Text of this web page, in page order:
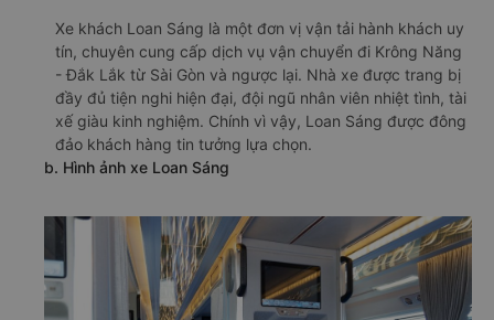
Xe khách Loan Sáng là một đơn vị vận tải hành khách uy
tín, chuyên cung cấp dịch vụ vận chuyển đi Krông Năng
- Đắk Lắk từ Sài Gòn và ngược lại. Nhà xe được trang bị
đầy đủ tiện nghi hiện đại, đội ngũ nhân viên nhiệt tình, tài
xế giàu kinh nghiệm. Chính vì vậy, Loan Sáng được đông
đảo khách hàng tin tưởng lựa chọn.
b. Hình ảnh xe Loan Sáng